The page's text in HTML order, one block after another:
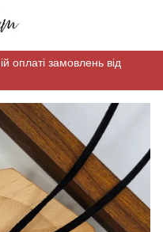
оплаті замовлень від